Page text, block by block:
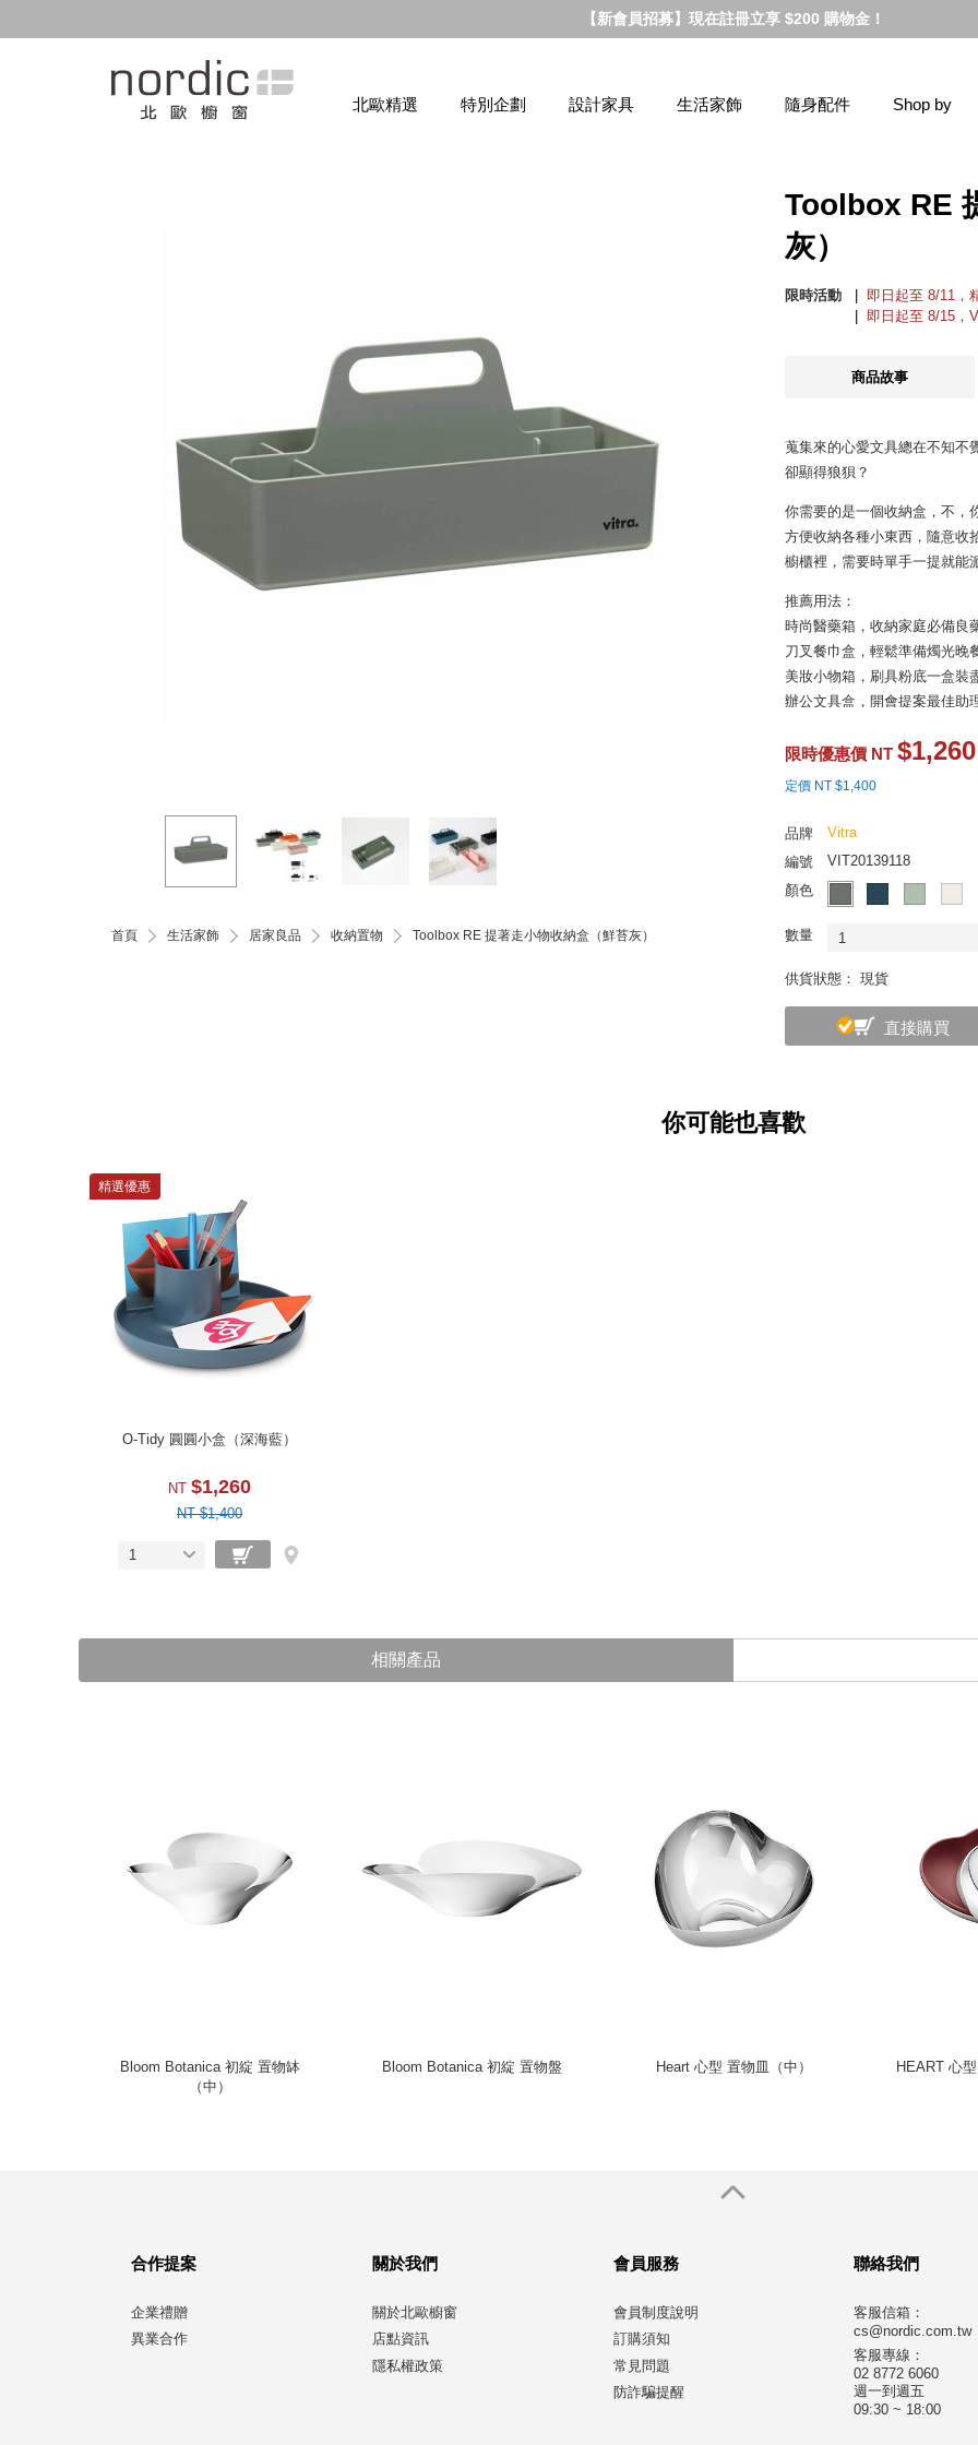
【新會員招募】現在註冊立享 $200 購物金！
北歐精選 特別企劃 設計家具 生活家飾 隨身配件 Shop by
首頁 生活家飾 居家良品 收納置物 Toolbox RE 提著走小物收納盒（鮮苔灰）
Toolbox RE
灰）
限時活動
即日起至 8/11，
即日起至 8/15，
商品故事
蒐集來的心愛文具總在不知不
卻顯得狼狽？
你需要的是一個收納盒，不，
方便收納各種小東西，隨意收
櫥櫃裡，需要時單手一提就能
推薦用法：
時尚醫藥箱，收納家庭必備良
刀叉餐巾盒，輕鬆準備燭光晚
美妝小物箱，刷具粉底一盒裝
辦公文具盒，開會提案最佳助
限時優惠價 NT $1,260
定價 NT $1,400
品牌
Vitra
編號
VIT20139118
顏色
數量 1
供貨狀態： 現貨
直接購買
你可能也喜歡
精選優惠
O-Tidy 圓圓小盒（深海藍）
NT $1,260
NT $1,400
1
相關產品
Bloom Botanica 初綻 置物缽
（中）
Bloom Botanica 初綻 置物盤 Heart 心型 置物皿（中） HEART 心
合作提案
企業禮贈
異業合作
關於我們
關於北歐櫥窗
店點資訊
隱私權政策
會員服務
會員制度說明
訂購須知
常見問題
防詐騙提醒
聯絡我們
客服信箱：
cs@nordic.com.tw
客服專線：
02 8772 6060
週一到週五
09:30 ~ 18:00